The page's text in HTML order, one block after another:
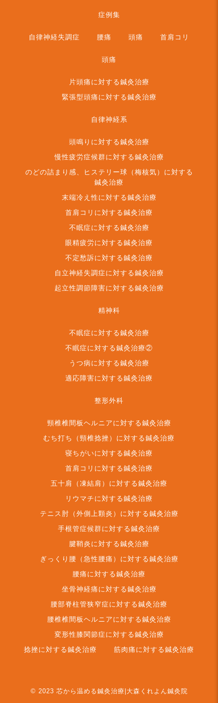
症例集
自律神経失調症 腰痛 頭痛 首肩コリ
頭痛
片頭痛に対する鍼灸治療
緊張型頭痛に対する鍼灸治療
自律神経系
頭鳴りに対する鍼灸治療
慢性疲労症候群に対する鍼灸治療
のどの詰まり感、ヒステリー球（梅核気）に対する
鍼灸治療
末端冷え性に対する鍼灸治療
首肩コリに対する鍼灸治療
不眠症に対する鍼灸治療
眼精疲労に対する鍼灸治療
不定愁訴に対する鍼灸治療
自立神経失調症に対する鍼灸治療
起立性調節障害に対する鍼灸治療
精神科
不眠症に対する鍼灸治療
不眠症に対する鍼灸治療②
うつ病に対する鍼灸治療
適応障害に対する鍼灸治療
整形外科
頸椎椎間板ヘルニアに対する鍼灸治療
むち打ち（頸椎捻挫）に対する鍼灸治療
寝ちがいに対する鍼灸治療
首肩コリに対する鍼灸治療
五十肩（凍結肩）に対する鍼灸治療
リウマチに対する鍼灸治療
テニス肘（外側上顆炎）に対する鍼灸治療
手根管症候群に対する鍼灸治療
腱鞘炎に対する鍼灸治療
ぎっくり腰（急性腰痛）に対する鍼灸治療
腰痛に対する鍼灸治療
坐骨神経痛に対する鍼灸治療
腰部脊柱管狭窄症に対する鍼灸治療
腰椎椎間板ヘルニアに対する鍼灸治療
変形性膝関節症に対する鍼灸治療
捻挫に対する鍼灸治療
筋肉痛に対する鍼灸治療
© 2023 芯から温める鍼灸治療|大森くれよん鍼灸院